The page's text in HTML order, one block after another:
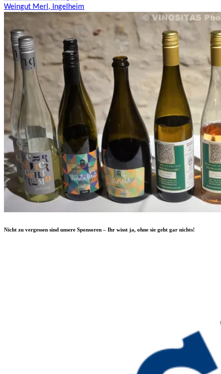
Weingut Merl, Ingelheim
Nicht zu vergessen sind unsere Sponsoren – Ihr wisst ja, ohne sie geht gar nichts!